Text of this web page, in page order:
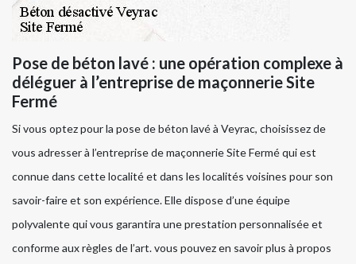
Pose de béton lavé : une opération complexe à
déléguer à l’entreprise de maçonnerie Site
Fermé
Si vous optez pour la pose de béton lavé à Veyrac, choisissez de
vous adresser à l’entreprise de maçonnerie Site Fermé qui est
connue dans cette localité et dans les localités voisines pour son
savoir-faire et son expérience. Elle dispose d’une équipe
polyvalente qui vous garantira une prestation personnalisée et
conforme aux règles de l’art. vous pouvez en savoir plus à propos